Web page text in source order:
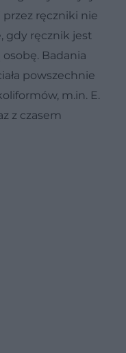
ręczniki nie
gdy ręcznik jest
Badania
powszechnie
m.in. E.
z czasem